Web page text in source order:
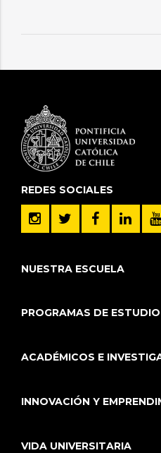
REDES SOCIALES
NUESTRA ESCUELA
PROGRAMAS DE ESTUDIO
ACADÉMICOS E
INNOVACIÓN Y
VIDA UNIVERSITARIA